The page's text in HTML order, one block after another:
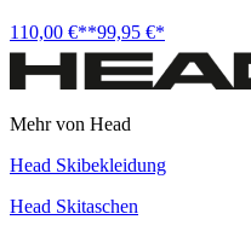
110,00 €**99,95 €*
Mehr von Head
Head Skibekleidung
Head Skitaschen